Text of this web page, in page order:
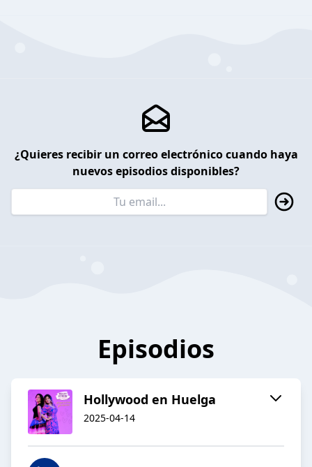
¿Quieres recibir un correo electrónico cuando haya
nuevos episodios disponibles?
Episodios
Hollywood en Huelga
2025-04-14